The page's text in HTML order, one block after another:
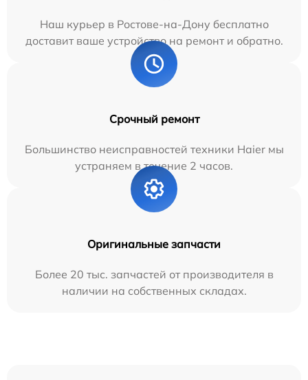
Наш курьер в Ростове-на-Дону бесплатно
доставит ваше устройство на ремонт и обратно.
Срочный ремонт
Большинство неисправностей техники Haier мы
устраняем в течение 2 часов.
Оригинальные запчасти
Более 20 тыс. запчастей от производителя в
наличии на собственных складах.